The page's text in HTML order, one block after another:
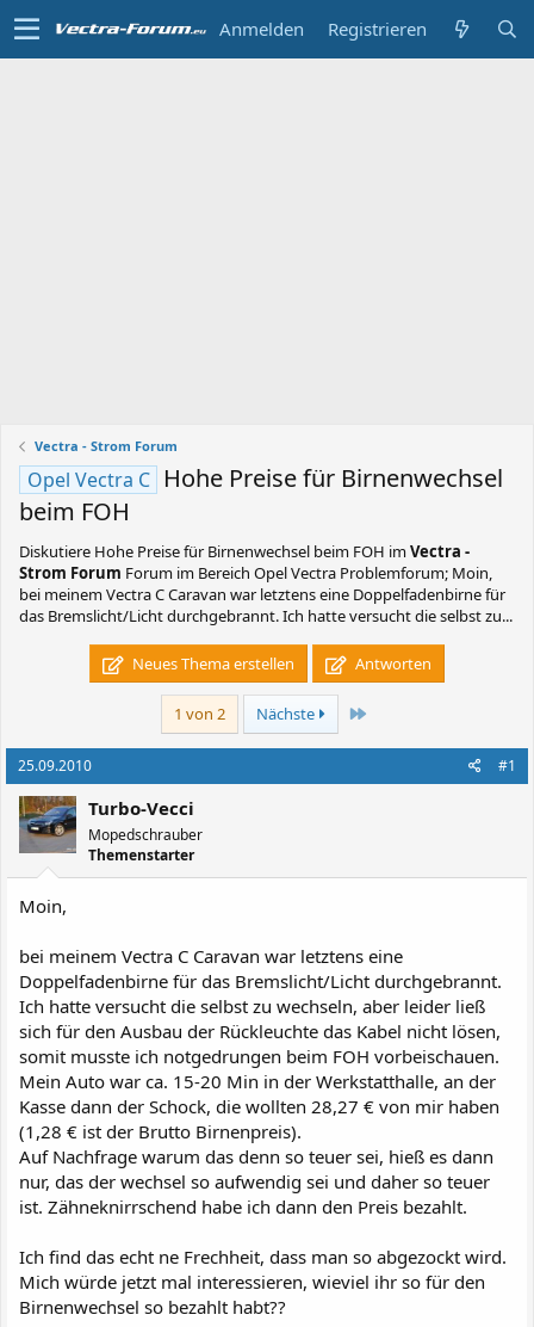
Anmelden Registrieren
Vectra - Strom Forum
Opel Vectra C
Hohe Preise für Birnenwechsel
beim FOH
Diskutiere Hohe Preise für Birnenwechsel beim FOH imVectra -
Strom Forum Forum im Bereich Opel Vectra Problemforum; Moin,
bei meinem Vectra C Caravan war letztens eine Doppelfadenbirne für
das Bremslicht/Licht durchgebrannt. Ich hatte versucht die selbst zu...
Neues Thema erstellen Antworten
1 von 2 Nächste Letzte
25.09.2010 #1
Turbo-Vecci
Mopedschrauber
Themenstarter
Moin,
bei meinem Vectra C Caravan war letztens eine
Doppelfadenbirne für das Bremslicht/Licht durchgebrannt.
Ich hatte versucht die selbst zu wechseln, aber leider ließ
sich für den Ausbau der Rückleuchte das Kabel nicht lösen,
somit musste ich notgedrungen beim FOH vorbeischauen.
Mein Auto war ca. 15-20 Min in der Werkstatthalle, an der
Kasse dann der Schock, die wollten 28,27 € von mir haben
(1,28 € ist der Brutto Birnenpreis).
Auf Nachfrage warum das denn so teuer sei, hieß es dann
nur, das der wechsel so aufwendig sei und daher so teuer
ist. Zähneknirrschend habe ich dann den Preis bezahlt.
Ich find das echt ne Frechheit, dass man so abgezockt wird.
Mich würde jetzt mal interessieren, wieviel ihr so für den
Birnenwechsel so bezahlt habt??